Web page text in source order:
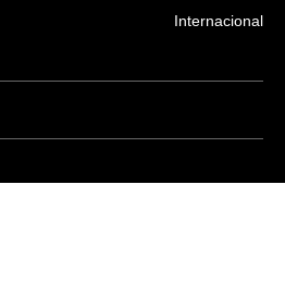
Internacional